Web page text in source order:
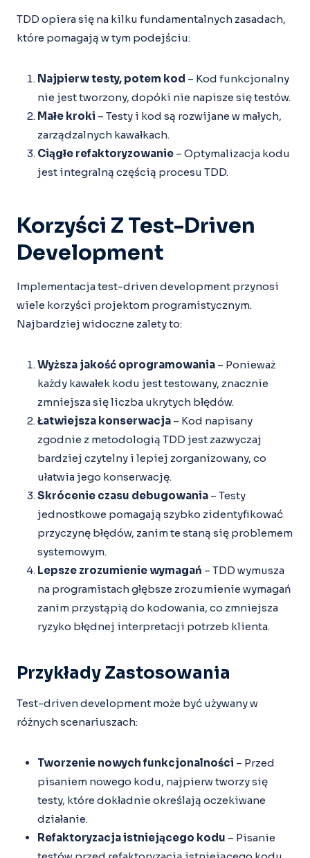
TDD opiera się na kilku fundamentalnych zasadach,
które pomagają w tym podejściu:
Najpierw testy, potem kod – Kod funkcjonalny
nie jest tworzony, dopóki nie napisze się testów.
Małe kroki – Testy i kod są rozwijane w małych,
zarządzalnych kawałkach.
Ciągłe refaktoryzowanie – Optymalizacja kodu
jest integralną częścią procesu TDD.
Korzyści Z Test-Driven
Development
Implementacja test-driven development przynosi
wiele korzyści projektom programistycznym.
Najbardziej widoczne zalety to:
Wyższa jakość oprogramowania – Ponieważ
każdy kawałek kodu jest testowany, znacznie
zmniejsza się liczba ukrytych błędów.
Łatwiejsza konserwacja – Kod napisany
zgodnie z metodologią TDD jest zazwyczaj
bardziej czytelny i lepiej zorganizowany, co
ułatwia jego konserwację.
Skrócenie czasu debugowania – Testy
jednostkowe pomagają szybko zidentyfikować
przyczynę błędów, zanim te staną się problemem
systemowym.
Lepsze zrozumienie wymagań – TDD wymusza
na programistach głębsze zrozumienie wymagań
zanim przystąpią do kodowania, co zmniejsza
ryzyko błędnej interpretacji potrzeb klienta.
Przykłady Zastosowania
Test-driven development może być używany w
różnych scenariuszach:
Tworzenie nowych funkcjonalności – Przed
pisaniem nowego kodu, najpierw tworzy się
testy, które dokładnie określają oczekiwane
działanie.
Refaktoryzacja istniejącego kodu – Pisanie